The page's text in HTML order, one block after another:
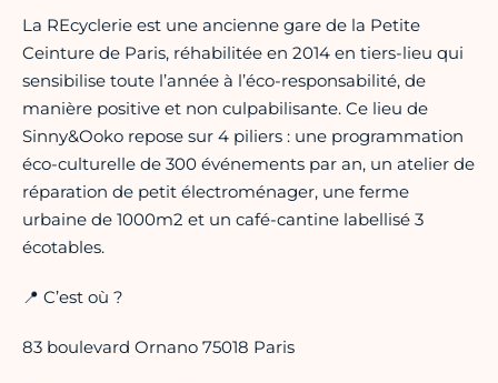
La REcyclerie est une ancienne gare de la Petite
Ceinture de Paris, réhabilitée en 2014 en tiers-lieu qui
sensibilise toute l’année à l’éco-responsabilité, de
manière positive et non culpabilisante. Ce lieu de
Sinny&Ooko repose sur 4 piliers : une programmation
éco-culturelle de 300 événements par an, un atelier de
réparation de petit électroménager, une ferme
urbaine de 1000m2 et un café-cantine labellisé 3
écotables.
📍 C’est où ?
83 boulevard Ornano 75018 Paris